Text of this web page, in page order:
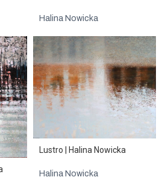
Halina Nowicka
Lustro | Halina Nowicka
Halina Nowicka